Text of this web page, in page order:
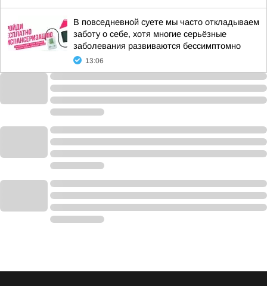
В повседневной суете мы часто откладываем
заботу о себе, хотя многие серьёзные
заболевания развиваются бессимптомно
13:06